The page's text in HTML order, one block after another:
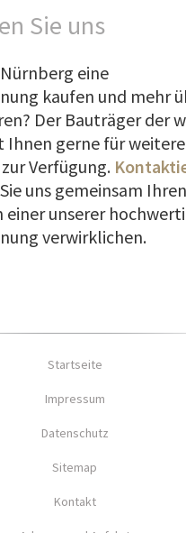
Sie uns
eine
kaufen und mehr
Der Bauträger der
Ihnen gerne für weitere
Verfügung.
uns gemeinsam
einer unserer
verwirklichen.
Startseite
Impressum
Datenschutz
Sitemap
Kontakt